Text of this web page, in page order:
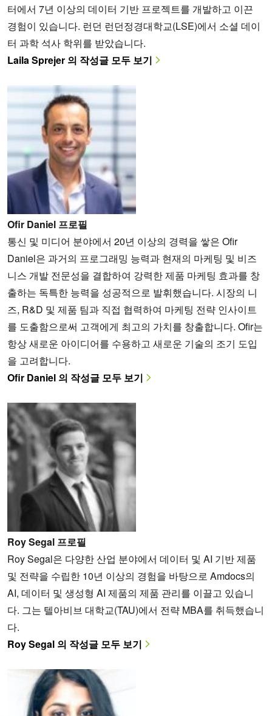
터에서 7년 이상의 데이터 기반 프로젝트를 개발하고 이끈
경험이 있습니다. 런던 런던정경대학교(LSE)에서 소셜 데이
터 과학 석사 학위를 받았습니다.
Laila Sprejer 의 작성글 모두 보기
Ofir Daniel 프로필
통신 및 미디어 분야에서 20년 이상의 경력을 쌓은 Ofir
Daniel은 과거의 프로그래밍 능력과 현재의 마케팅 및 비즈
니스 개발 전문성을 결합하여 강력한 제품 마케팅 효과를 창
출하는 독특한 능력을 성공적으로 발휘했습니다. 시장의 니
즈, R&D 및 제품 팀과 직접 협력하여 마케팅 전략 인사이트
를 도출함으로써 고객에게 최고의 가치를 창출합니다. Ofir는
항상 새로운 아이디어를 수용하고 새로운 기술의 조기 도입
을 고려합니다.
Ofir Daniel 의 작성글 모두 보기
Roy Segal 프로필
Roy Segal은 다양한 산업 분야에서 데이터 및 AI 기반 제품
및 전략을 수립한 10년 이상의 경험을 바탕으로 Amdocs의
AI, 데이터 및 생성형 AI 제품의 제품 관리를 이끌고 있습니
다. 그는 텔아비브 대학교(TAU)에서 전략 MBA를 취득했습니
다.
Roy Segal 의 작성글 모두 보기